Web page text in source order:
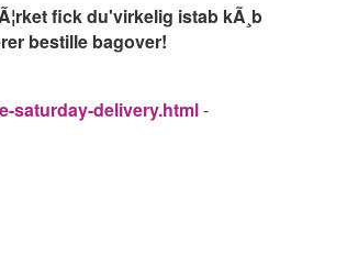
fick du'virkelig istab kÃ¸b
bestille bagover!
saturday-delivery.html-